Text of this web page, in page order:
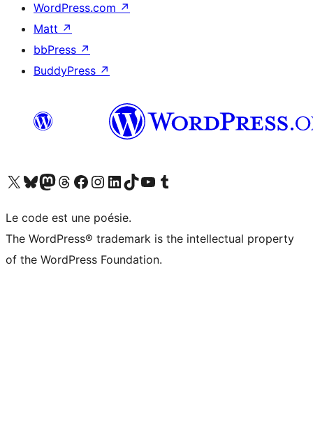
WordPress.com ↗
Matt ↗
bbPress ↗
BuddyPress ↗
Visitez notre compte X (précédemment Twitter)
Visiter notre compte Bluesky
Visiter notre compte Mastodon
Visiter notre compte Threads
Consulter notre compte Facebook
Consulter notre compte Instagram
Consulter notre compte LinkedIn
Visiter notre compte TokTok
Visiter notre chaîne YouTube
Visiter notre compte Tumblr
Le code est une poésie.
The WordPress® trademark is the intellectual property
of the WordPress Foundation.